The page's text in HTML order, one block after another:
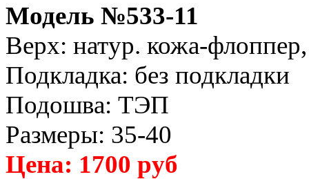
Модель №533-11
Верх: натур. кожа-
Подкладка: без подкладки
Подошва: ТЭП
Размеры: 35-40
Цена: 1700 руб